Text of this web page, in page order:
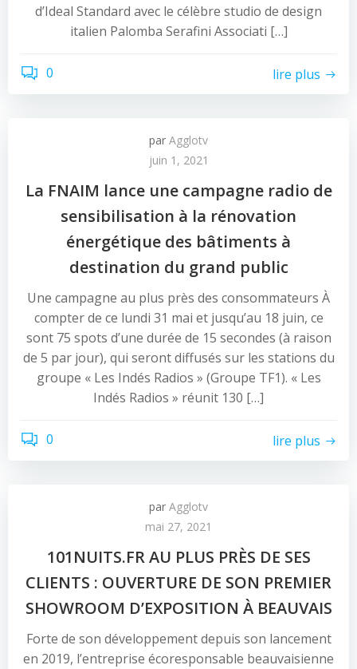
d’Ideal Standard avec le célèbre studio de design
italien Palomba Serafini Associati […]
0 lire plus
par Agglotv
juin 1, 2021
La FNAIM lance une campagne radio de
sensibilisation à la rénovation
énergétique des bâtiments à
destination du grand public
Une campagne au plus près des consommateurs À
compter de ce lundi 31 mai et jusqu’au 18 juin, ce
sont 75 spots d’une durée de 15 secondes (à raison
de 5 par jour), qui seront diffusés sur les stations du
groupe « Les Indés Radios » (Groupe TF1). « Les
Indés Radios » réunit 130 […]
0 lire plus
par Agglotv
mai 27, 2021
101NUITS.FR AU PLUS PRÈS DE SES
CLIENTS : OUVERTURE DE SON PREMIER
SHOWROOM D’EXPOSITION À BEAUVAIS
Forte de son développement depuis son lancement
en 2019, l’entreprise écoresponsable beauvaisienne